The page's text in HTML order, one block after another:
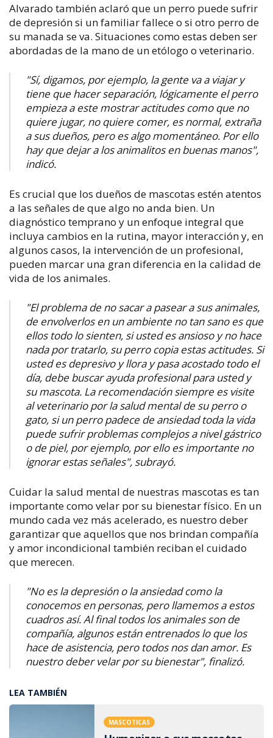
Alvarado también aclaró que un perro puede sufrir
de depresión si un familiar fallece o si otro perro de
su manada se va. Situaciones como estas deben ser
abordadas de la mano de un etólogo o veterinario.
"Sí, digamos, por ejemplo, la gente va a viajar y
tiene que hacer separación, lógicamente el perro
empieza a este mostrar actitudes como que no
quiere jugar, no quiere comer, es normal, extraña
a sus dueños, pero es algo momentáneo. Por ello
hay que dejar a los animalitos en buenas manos",
indicó.
Es crucial que los dueños de mascotas estén atentos
a las señales de que algo no anda bien. Un
diagnóstico temprano y un enfoque integral que
incluya cambios en la rutina, mayor interacción y, en
algunos casos, la intervención de un profesional,
pueden marcar una gran diferencia en la calidad de
vida de los animales.
"El problema de no sacar a pasear a sus animales,
de envolverlos en un ambiente no tan sano es que
ellos todo lo sienten, si usted es ansioso y no hace
nada por tratarlo, su perro copia estas actitudes. Si
usted es depresivo y llora y pasa acostado todo el
día, debe buscar ayuda profesional para usted y
su mascota. La recomendación siempre es visite
al veterinario por la salud mental de su perro o
gato, si un perro padece de ansiedad toda la vida
puede sufrir problemas complejos a nivel gástrico
o de piel, por ejemplo, por ello es importante no
ignorar estas señales", subrayó.
Cuidar la salud mental de nuestras mascotas es tan
importante como velar por su bienestar físico. En un
mundo cada vez más acelerado, es nuestro deber
garantizar que aquellos que nos brindan compañía
y amor incondicional también reciban el cuidado
que merecen.
"No es la depresión o la ansiedad como la
conocemos en personas, pero llamemos a estos
cuadros así. Al final todos los animales son de
compañía, algunos están entrenados lo que los
hace de asistencia, pero todos nos dan amor. Es
nuestro deber velar por su bienestar", finalizó.
LEA TAMBIÉN
MASCOTICAS